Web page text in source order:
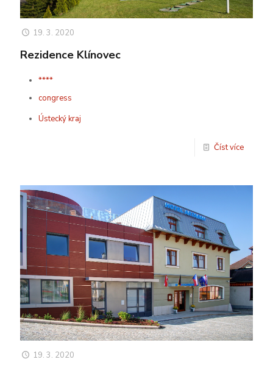
19. 3. 2020
Rezidence Klínovec
****
congress
Ústecký kraj
Číst více
19. 3. 2020